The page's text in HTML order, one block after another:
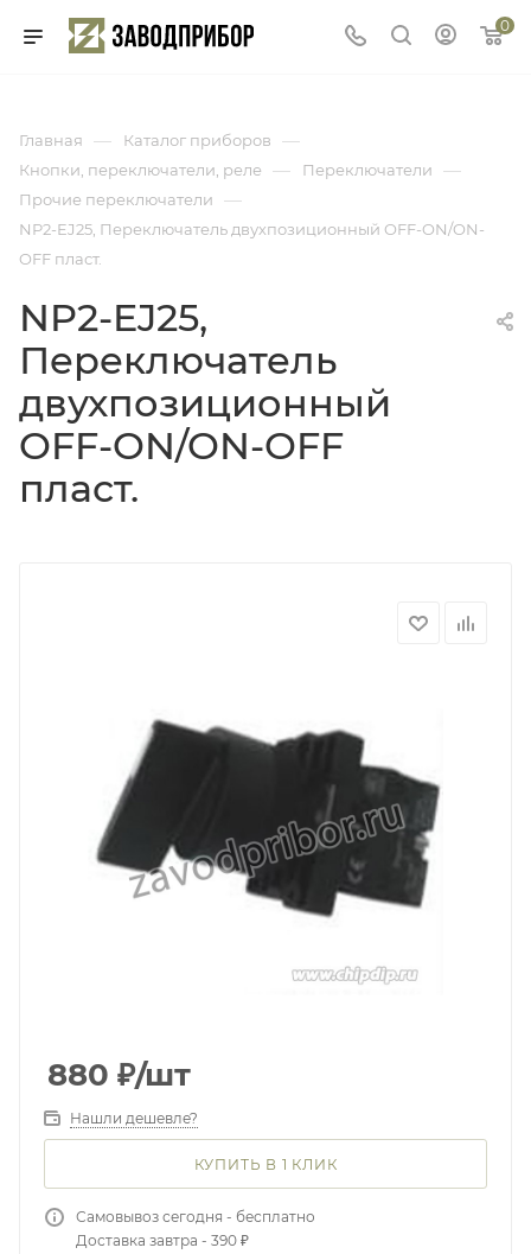
0
Главная — Каталог приборов —
Кнопки, переключатели, реле — Переключатели —
Прочие переключатели —
NP2-EJ25, Переключатель двухпозиционный OFF-ON/ON-
OFF пласт.
NP2-EJ25,
Переключатель
двухпозиционный
OFF-ON/ON-OFF
пласт.
880 ₽/шт
Нашли дешевле?
КУПИТЬ В 1 КЛИК
Самовывоз сегодня - бесплатно
Доставка завтра - 390 ₽